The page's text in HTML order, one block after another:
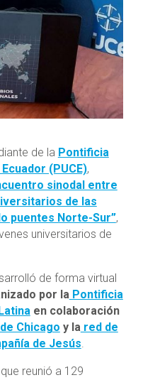
de la Pontificia
(PUCE),
sinodal entre
de las
puentes Norte-Sur”,
universitarios de
de forma virtual
por laPontificia
en colaboración
Chicago y lared de
de Jesús.
reunió a 129